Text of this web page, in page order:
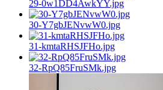
29-0w1DD4AwkYY.jpg
30-Y7gbJENvwW0.jpg
31-kmtaRHSJFHo.jpg
32-RpQ85FruSMk.jpg